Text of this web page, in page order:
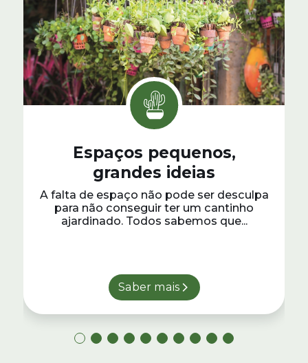
Espaços pequenos,
grandes ideias
A falta de espaço não pode ser desculpa
para não conseguir ter um cantinho
ajardinado. Todos sabemos que...
Saber mais